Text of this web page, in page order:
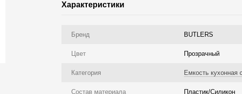
Характеристики
Бренд BUTLERS
Цвет Прозрачный
Категория Емкость кухонная
Состав материала Пластик/Силикон